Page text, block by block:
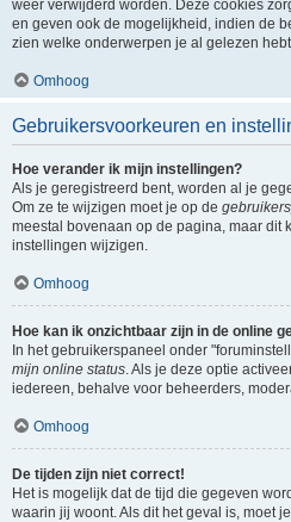
weer verwijderd worden. Deze cookies
en geven ook de mogelijkheid, indien de
zien welke onderwerpen je al gelezen
Omhoog
Gebruikersvoorkeuren en
Hoe verander ik mijn instellingen?
Als je geregistreerd bent, worden al je
Om ze te wijzigen moet je op de
meestal bovenaan op de pagina, maar dit
instellingen wijzigen.
Omhoog
Hoe kan ik onzichtbaar zijn in de online
In het gebruikerspaneel onder
mijn online status. Als je deze optie
iedereen, behalve voor beheerders,
Omhoog
De tijden zijn niet correct!
Het is mogelijk dat de tijd die gegeven
waarin jij woont. Als dit het geval is, moet